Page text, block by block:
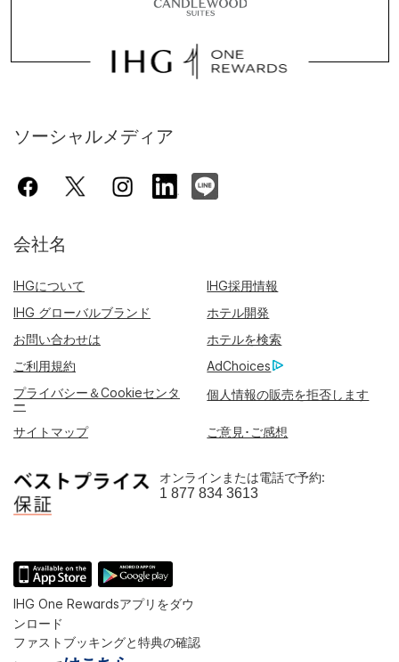
ソーシャルメディア
会社名
IHGについて
IHG採用情報
IHG グローバルブランド
ホテル開発
お問い合わせは
ホテルを検索
ご利用規約
AdChoices
プライバシー＆Cookieセンタ
ー
個人情報の販売を拒否します
サイトマップ ご意見･ご感想
オンラインまたは電話で予約:
1 877 834 3613
IHG One Rewardsアプリをダウ
ンロード
ファストブッキングと特典の確認